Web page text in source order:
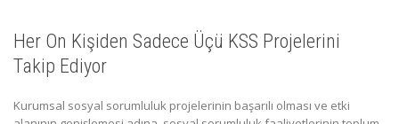
Her On Kişiden Sadece Üçü KSS Projelerini
Takip Ediyor
Kurumsal sosyal sorumluluk projelerinin başarılı olması ve etki